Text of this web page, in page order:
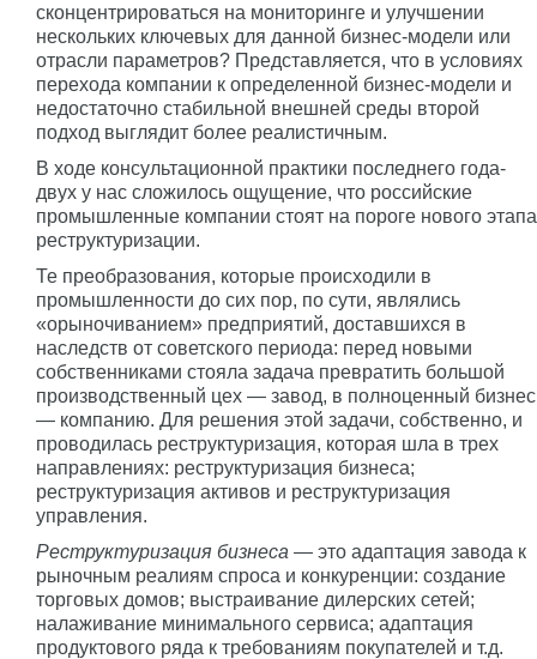
сконцентрироваться на мониторинге и улучшении
нескольких ключевых для данной бизнес-модели или
отрасли параметров? Представляется, что в условиях
перехода компании к определенной бизнес-модели и
недостаточно стабильной внешней среды второй
подход выглядит более реалистичным.
В ходе консультационной практики последнего года-
двух у нас сложилось ощущение, что российские
промышленные компании стоят на пороге нового этапа
реструктуризации.
Те преобразования, которые происходили в
промышленности до сих пор, по сути, являлись
«орыночиванием» предприятий, доставшихся в
наследств от советского периода: перед новыми
собственниками стояла задача превратить большой
производственный цех — завод, в полноценный бизнес
— компанию. Для решения этой задачи, собственно, и
проводилась реструктуризация, которая шла в трех
направлениях: реструктуризация бизнеса;
реструктуризация активов и реструктуризация
управления.
Реструктуризация бизнеса — это адаптация завода к
рыночным реалиям спроса и конкуренции: создание
торговых домов; выстраивание дилерских сетей;
налаживание минимального сервиса; адаптация
продуктового ряда к требованиям покупателей и т.д.